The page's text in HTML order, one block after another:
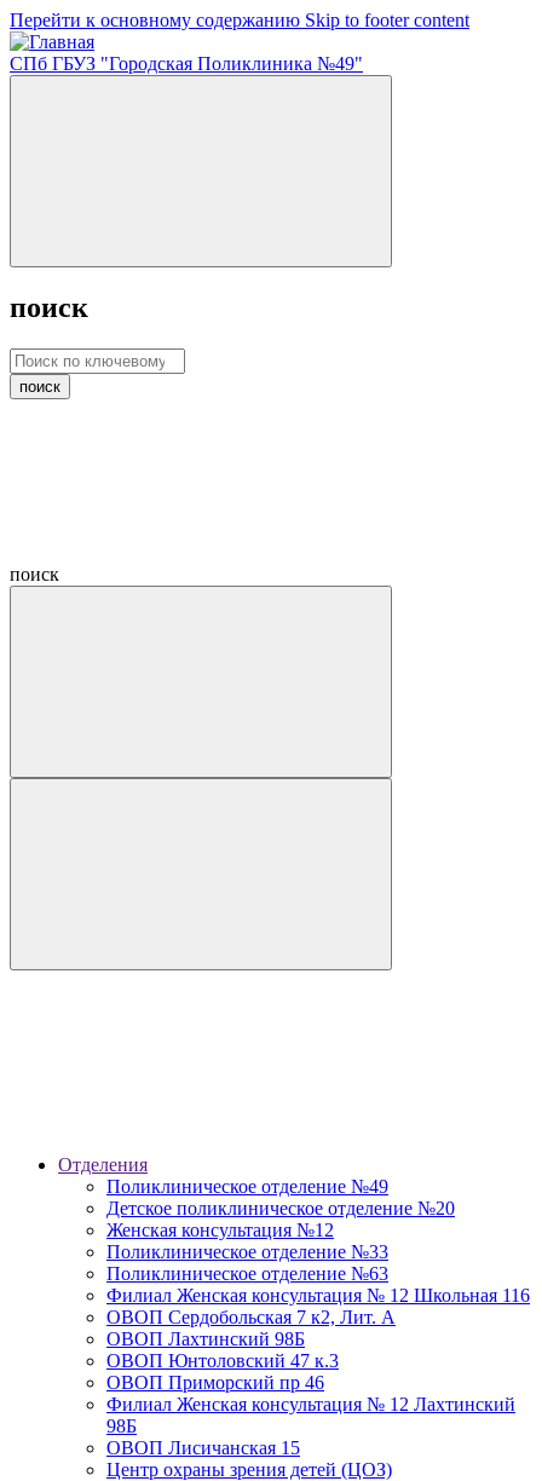
Перейти к основному содержанию Skip to footer content
СПб ГБУЗ "Городская Поликлиника №49"
поиск
поиск
поиск
Отделения
Поликлиническое отделение №49
Детское поликлиническое отделение №20
Женская консультация №12
Поликлиническое отделение №33
Поликлиническое отделение №63
Филиал Женская консультация № 12 Школьная 116
ОВОП Сердобольская 7 к2, Лит. А
ОВОП Лахтинский 98Б
ОВОП Юнтоловский 47 к.3
ОВОП Приморский пр 46
Филиал Женская консультация № 12 Лахтинский
98Б
ОВОП Лисичанская 15
Центр охраны зрения детей (ЦОЗ)